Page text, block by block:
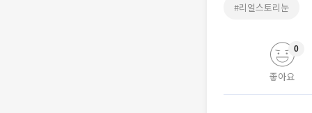
#리얼스토리눈
좋아요
0